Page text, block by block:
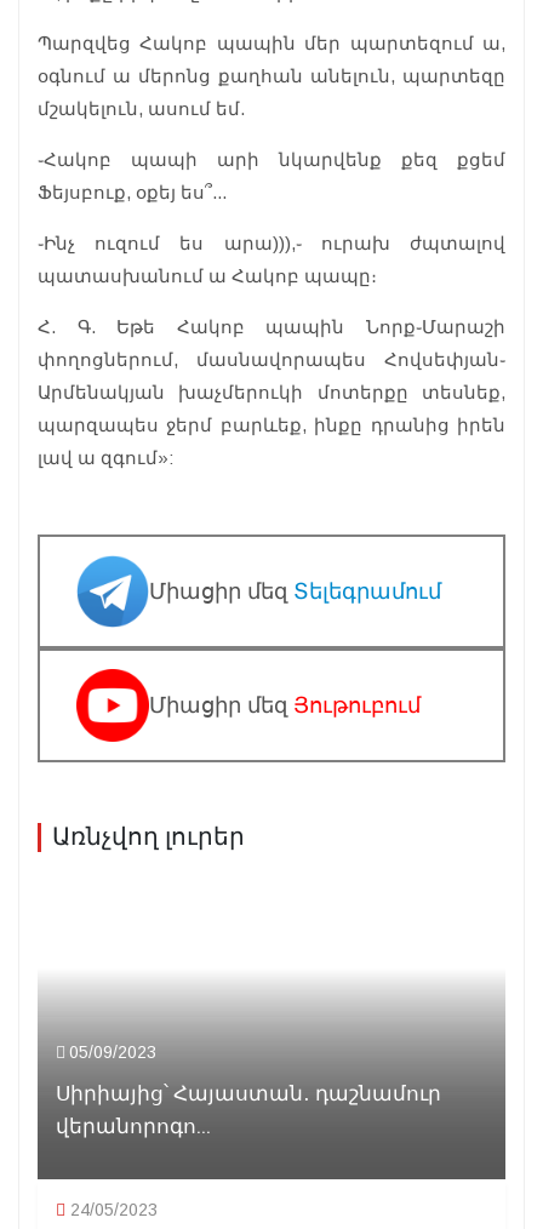
Պարզվեց Հակոբ պապին մեր պարտեզում ա,
օգնում ա մերոնց քաղհան անելուն, պարտեզը
մշակելուն, ասում եմ.
֊Հակոբ պապի արի նկարվենք քեզ քցեմ
Ֆեյսբուք, օքեյ ես՞...
֊Ինչ ուզում ես արա))),֊ ուրախ ժպտալով
պատասխանում ա Հակոբ պապը։
Հ. Գ. Եթե Հակոբ պապին Նորք֊Մարաշի
փողոցներում, մասնավորապես Հովսեփյան֊
Արմենակյան խաչմերուկի մոտերքը տեսնեք,
պարզապես ջերմ բարևեք, ինքը դրանից իրեն
լավ ա զգում»:
Միացիր մեզ Տելեգրամում
Միացիր մեզ Յութուբում
Առնչվող լուրեր
05/09/2023
Սիրիայից՝ Հայաստան․ դաշնամուր
վերանորոգո...
24/05/2023